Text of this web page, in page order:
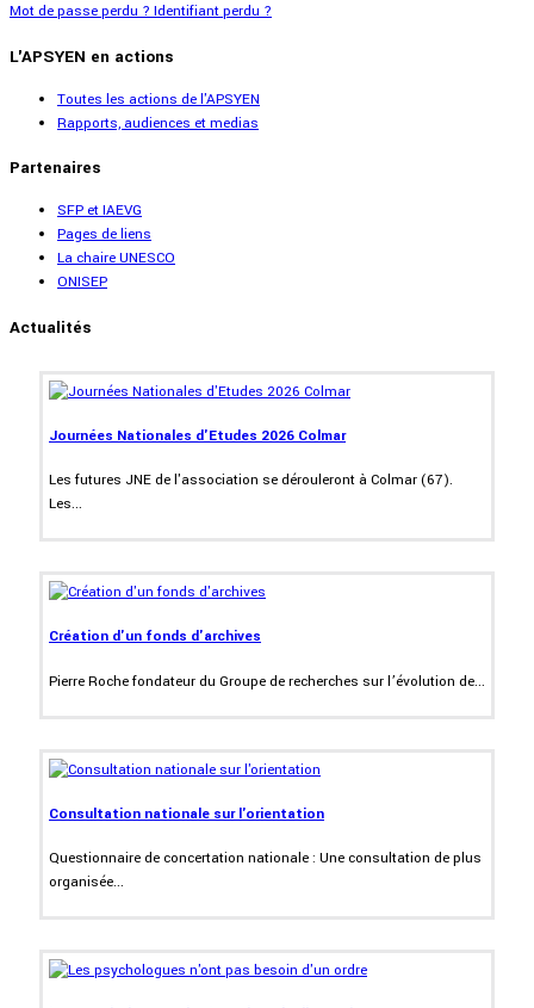
Mot de passe perdu ?Identifiant perdu ?
L'APSYEN en actions
Toutes les actions de l'APSYEN
Rapports, audiences et medias
Partenaires
SFP et IAEVG
Pages de liens
La chaire UNESCO
ONISEP
Actualités
Journées Nationales d'Etudes 2026 Colmar
Les futures JNE de l'association se dérouleront à Colmar (67).
Les...
Création d'un fonds d'archives
Pierre Roche fondateur du Groupe de recherches sur l’évolution de...
Consultation nationale sur l'orientation
Questionnaire de concertation nationale : Une consultation de plus
organisée...